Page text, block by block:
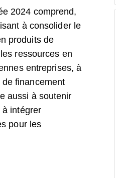
2024 comprend,
à consolider le
produits de
ressources en
entreprises, à
de financement
aussi à soutenir
à intégrer
pour les